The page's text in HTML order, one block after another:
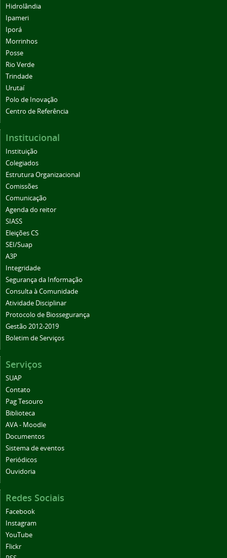
Hidrolândia
Ipameri
Iporá
Morrinhos
Posse
Rio Verde
Trindade
Urutaí
Polo de Inovação
Centro de Referência
Institucional
Instituição
Colegiados
Estrutura Organizacional
Comissões
Comunicação
Agenda do reitor
SIASS
Eleições CS
SEI/Suap
A3P
Integridade
Segurança da Informação
Consulta à Comunidade
Atividade Disciplinar
Protocolo de Biossegurança
Gestão 2012-2019
Boletim de Serviços
Serviços
SUAP
Contato
Pag Tesouro
Biblioteca
AVA - Moodle
Documentos
Sistema de eventos
Periódicos
Ouvidoria
Redes Sociais
Facebook
Instagram
YouTube
Flickr